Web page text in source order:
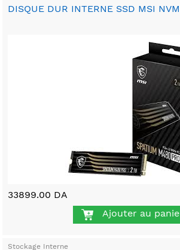
DISQUE DUR INTERNE SSD MSI
33899.00 DA
Ajouter au
Stockage Interne